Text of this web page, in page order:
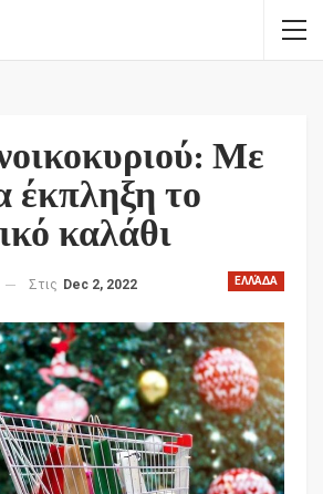
Με
έκπληξη το
καλάθι
ΕΛΛΆΔΑ
Στις Dec 2, 2022